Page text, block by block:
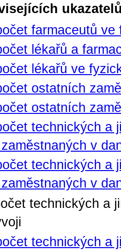
farmaceutů
lékařů a
lékařů ve
ostatních
ostatních
technických a
v
technických a
v
technických a
technických a